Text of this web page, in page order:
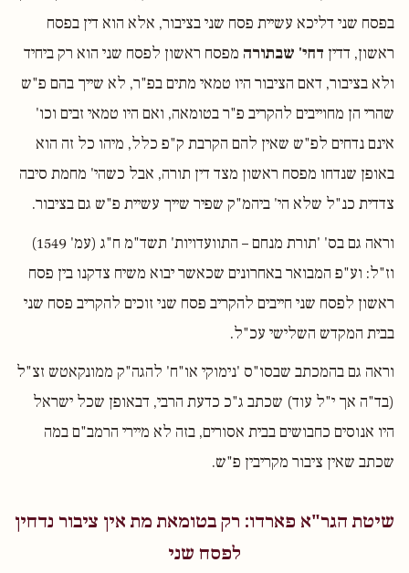
בפסח שני דליכא עשיית פסח שני בציבור, אלא הוא דין בפסח
ראשון, דדין דחי' שבתורה מפסח ראשון לפסח שני הוא רק ביחיד
ולא בציבור, דאם הציבור היו טמאי מתים בפ"ר, לא שייך בהם פ"ש
שהרי הן מחוייבים להקריב פ"ר בטומאה, ואם היו טמאי זבים וכו'
אינם נדחים לפ"ש שאין להם הקרבת ק"פ כלל, מיהו כל זה הוא
באופן שנדחו מפסח ראשון מצד דין תורה, אבל כשהי' מחמת סיבה
צדדית כנ"ל שלא הי' ביהמ"ק שפיר שייך עשיית פ"ש גם בציבור.
וראה גם בס' 'תורת מנחם – התוועדויות' תשד"מ ח"ג (עמ' 1549)
וז"ל: וע"פ המבואר באחרונים שכאשר יבוא משיח צדקנו בין פסח
ראשון לפסח שני חייבים להקריב פסח שני זוכים להקריב פסח שני
בבית המקדש השלישי עכ"ל.
וראה גם בהמכתב שבסו"ס 'נימוקי או"ח' להגה"ק ממונקאטש זצ"ל
(בד"ה אך י"ל עוד) שכתב ג"כ כדעת הרבי, דבאופן שכל ישראל
היו אנוסים כחבושים בבית אסורים, בזה לא מיירי הרמב"ם במה
שכתב שאין ציבור מקריבין פ"ש.
שיטת הגר"א פארדו: רק בטומאת מת אין ציבור נדחין
לפסח שני